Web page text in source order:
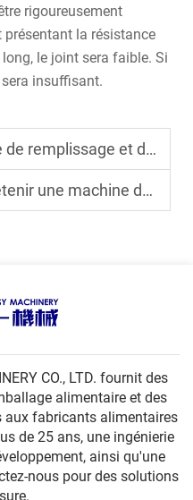
rigoureusement
présentant la résistance
le joint sera faible. Si
insuffisant.
pour sachets à bec peut-elle s’adapter à différentes tailles de sachets ?
de sachets à bec verseur pour une utilisation à long terme ?
CO., LTD. fournit des
alimentaire et des
aux fabricants alimentaires
de 25 ans, une ingénierie
ainsi qu'une
nous pour des solutions